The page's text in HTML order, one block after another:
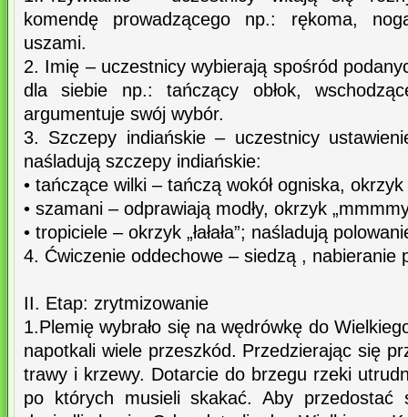
komendę prowadzącego np.: rękoma,
uszami.
2. Imię – uczestnicy wybierają spośród
dla siebie np.: tańczący obłok,
argumentuje swój wybór.
3. Szczepy indiańskie – uczestnicy
naśladują szczepy indiańskie:
• tańczące wilki – tańczą wokół ogniska,
• szamani – odprawiają modły, okrzyk
• tropiciele – okrzyk „łałała”; naśladują
4. Ćwiczenie oddechowe – siedzą , nabieranie
II. Etap: zrytmizowanie
1.Plemię wybrało się na wędrówkę do
napotkali wiele przeszkód. Przedzierając się
trawy i krzewy. Dotarcie do brzegu rzeki
po których musieli skakać. Aby